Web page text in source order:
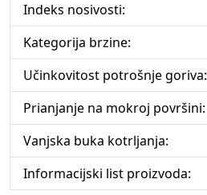
Indeks nosivosti:
Kategorija brzine:
Učinkovitost potrošnje goriva:
Prianjanje na mokroj površini:
Vanjska buka kotrljanja:
Informacijski list proizvoda: